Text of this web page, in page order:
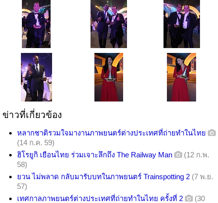
ข่าวที่เกี่ยวข้อง
หลากชาติรวมใจมางานภาพยนตร์ต่างประเทศที่ถ่ายทำในไทย
(14 ก.ค. 59)
ฮิโรยูกิ เยือนไทย ร่วมเจาะลึกถึง The Railway Man
(12 ก.พ.
58)
ยวน ไม่พลาด กลับมารับบทในภาพยนตร์ Trainspotting 2 (7 พ.ย.
57)
เทศกาลภาพยนตร์ต่างประเทศที่ถ่ายทำในไทย ครั้งที่ 2
(30